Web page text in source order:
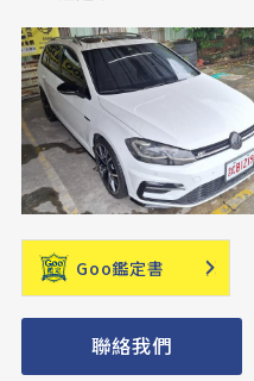
Goo鑑定書
聯絡我們